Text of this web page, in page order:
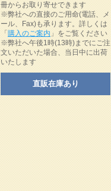
冊からお取り寄せできます
※弊社への直接のご用命(電話、メ
ール、Fax)も承ります。詳しくは
「 購入のご案内 」をご覧ください
※弊社へ午後1時(13時)までにご注
文いただいた場合、当日中に出荷
いたします
直販在庫あり